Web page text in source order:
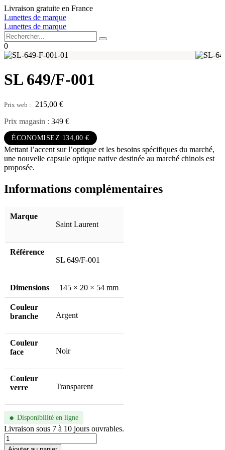
Aller
au
contenu
Livraison gratuite en France
Lunettes de marque
Lunettes de marque
0
SL 649/F-001
215,00 €
Prix magasin : 349 €
ÉCONOMISEZ 134,00 €
Mettant l’accent sur l’optique et les besoins spécifiques du marché,
une nouvelle capsule optique native destinée au marché chinois est
proposée.
Informations complémentaires
Référence
SL 649/F-001
Dimensions 145 × 20 × 54 mm
Couleur
branche
Argent
Couleur
face
Noir
Couleur
verre
Transparent
Marque
Saint Laurent
● Disponibilité en ligne
Livraison sous 7 à 10 jours ouvrables.
quantité
de